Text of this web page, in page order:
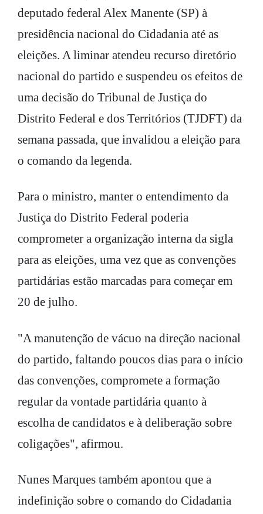
deputado federal Alex Manente (SP) à
presidência nacional do Cidadania até as
eleições. A liminar atendeu recurso diretório
nacional do partido e suspendeu os efeitos de
uma decisão do Tribunal de Justiça do
Distrito Federal e dos Territórios (TJDFT) da
semana passada, que invalidou a eleição para
o comando da legenda.
Para o ministro, manter o entendimento da
Justiça do Distrito Federal poderia
comprometer a organização interna da sigla
para as eleições, uma vez que as convenções
partidárias estão marcadas para começar em
20 de julho.
"A manutenção de vácuo na direção nacional
do partido, faltando poucos dias para o início
das convenções, compromete a formação
regular da vontade partidária quanto à
escolha de candidatos e à deliberação sobre
coligações", afirmou.
Nunes Marques também apontou que a
indefinição sobre o comando do Cidadania